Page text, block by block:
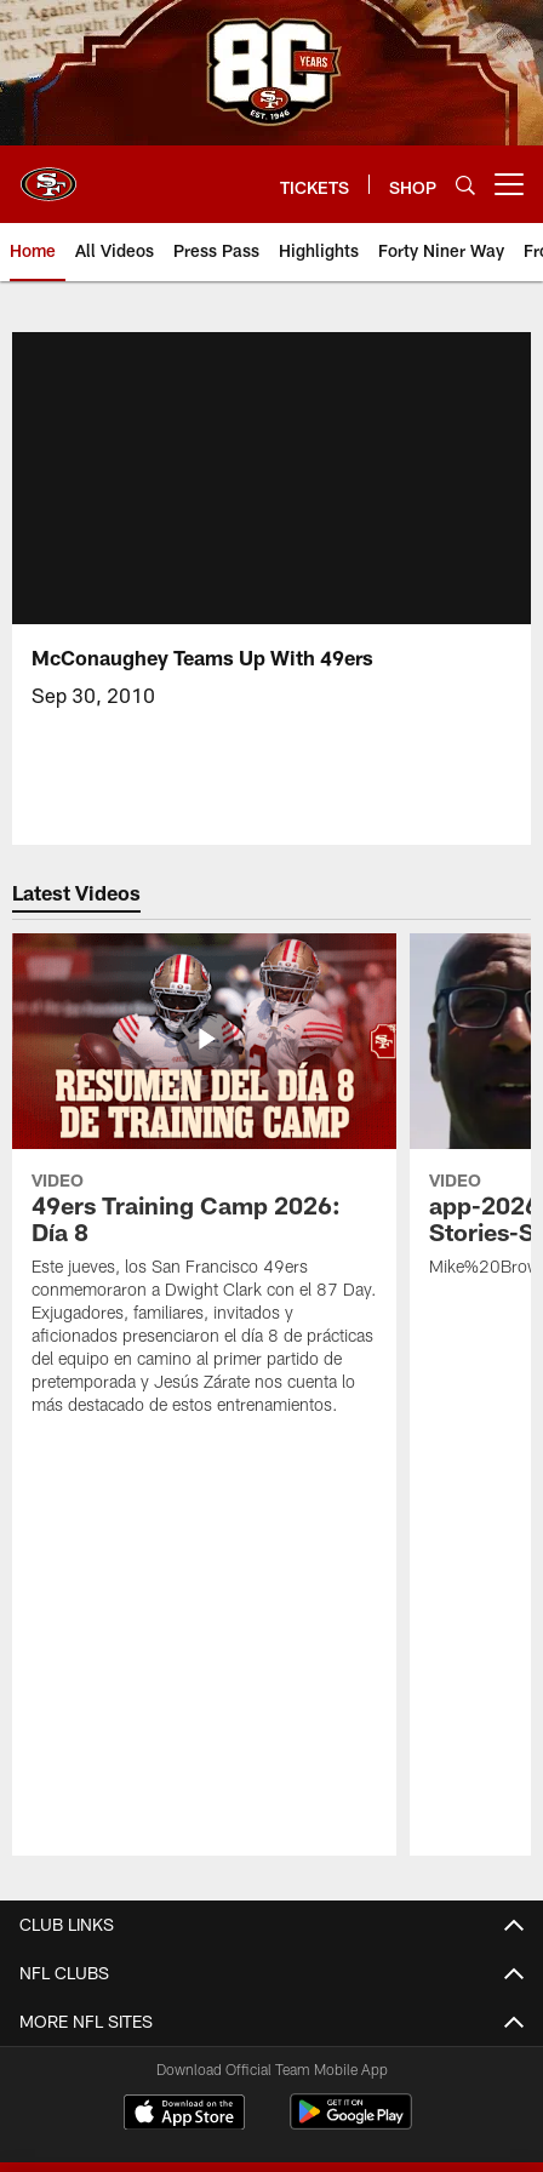
Skip
to
main
content
TICKETS SHOP
Home All Videos Press Pass Highlights Forty Niner Way
McConaughey Teams Up With 49ers
Sep 30, 2010
Latest Videos
VIDEO
49ers Training Camp 2026:
Día 8
Este jueves, los San Francisco 49ers
conmemoraron a Dwight Clark con el 87 Day.
Exjugadores, familiares, invitados y
aficionados presenciaron el día 8 de prácticas
del equipo en camino al primer partido de
pretemporada y Jesús Zárate nos cuenta lo
más destacado de estos entrenamientos.
VIDEO
app-
Stories-
CLUB LINKS
NFL CLUBS
MORE NFL SITES
Download Official Team Mobile App